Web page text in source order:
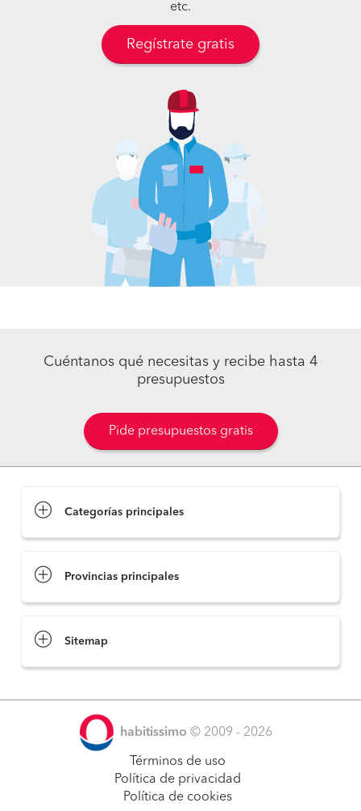
etc.
Regístrate gratis
Cuéntanos qué necesitas y recibe hasta 4
presupuestos
Pide presupuestos gratis
Categorías principales
Provincias principales
Sitemap
habitissimo © 2009 - 2026
Términos de uso
Política de privacidad
Política de cookies